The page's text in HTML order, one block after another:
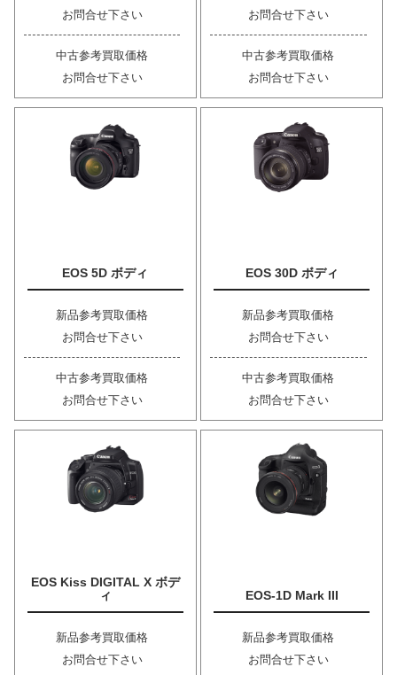
お問合せ下さい
中古参考買取価格
お問合せ下さい
お問合せ下さい
中古参考買取価格
お問合せ下さい
EOS 5D ボディ
新品参考買取価格
お問合せ下さい
中古参考買取価格
お問合せ下さい
EOS 30D ボディ
新品参考買取価格
お問合せ下さい
中古参考買取価格
お問合せ下さい
EOS Kiss DIGITAL X ボデ
ィ
新品参考買取価格
お問合せ下さい
EOS-1D Mark III
新品参考買取価格
お問合せ下さい